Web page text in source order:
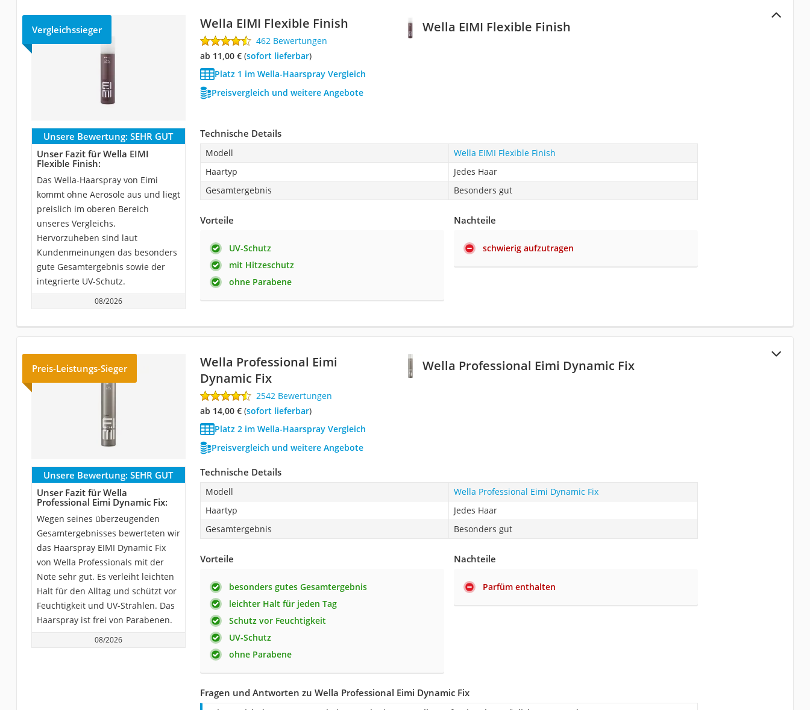
Wella EIMI Flexible Finish
Vergleichssieger Wella EIMI Flexible Finish
462 Bewertungen
ab 11,00 €( Sofort lieferbar)
Platz 1 im Wella-Haarspray Vergleich
Preisvergleich und weitere Angebote
Unsere Bewertung: SEHR GUT
Unser Fazit für Wella EIMI
Flexible Finish:
Das Wella-Haarspray von Eimi
kommt ohne Aerosole aus und liegt
preislich im oberen Bereich
unseres Vergleichs.
Hervorzuheben sind laut
Kundenmeinungen das besonders
gute Gesamtergebnis sowie der
integrierte UV-Schutz.
08/2026
Technische Details
Modell
Wella EIMI Flexible Finish
Haartyp
Jedes Haar
Gesamtergebnis
Besonders gut
Vorteile
UV-Schutz
mit Hitzeschutz
ohne Parabene
Nachteile
schwierig aufzutragen
Wella Professional Eimi Dynamic Fix
Preis-Leistungs-Sieger
Wella Professional Eimi
Dynamic Fix
2542 Bewertungen
ab 14,00 €( Sofort lieferbar)
Platz 2 im Wella-Haarspray Vergleich
Preisvergleich und weitere Angebote
Unsere Bewertung: SEHR GUT
Unser Fazit für Wella
Professional Eimi Dynamic Fix:
Wegen seines überzeugenden
Gesamtergebnisses bewerteten wir
das Haarspray EIMI Dynamic Fix
von Wella Professionals mit der
Note sehr gut. Es verleiht leichten
Halt für den Alltag und schützt vor
Feuchtigkeit und UV-Strahlen. Das
Haarspray ist frei von Parabenen.
08/2026
Technische Details
Modell
Wella Professional Eimi Dynamic Fix
Haartyp
Jedes Haar
Gesamtergebnis
Besonders gut
Vorteile
besonders gutes Gesamtergebnis
leichter Halt für jeden Tag
Schutz vor Feuchtigkeit
UV-Schutz
ohne Parabene
Nachteile
Parfüm enthalten
Fragen und Antworten zu Wella Professional Eimi Dynamic Fix